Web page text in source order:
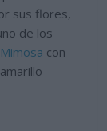
sus flores,
de los
Mimosa con